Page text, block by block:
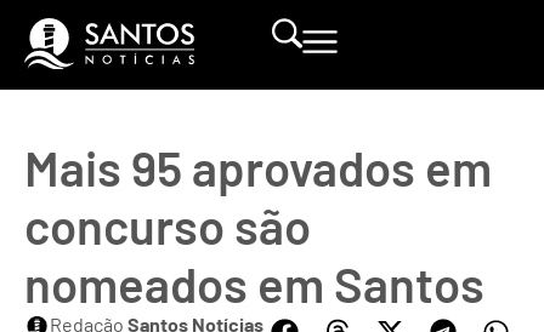
Mais 95 aprovados em
concurso são
nomeados em Santos
Redação Santos Notícias